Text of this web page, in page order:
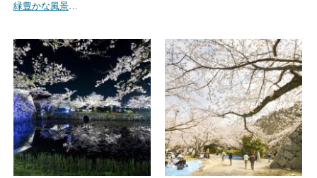
緑豊かな風景…